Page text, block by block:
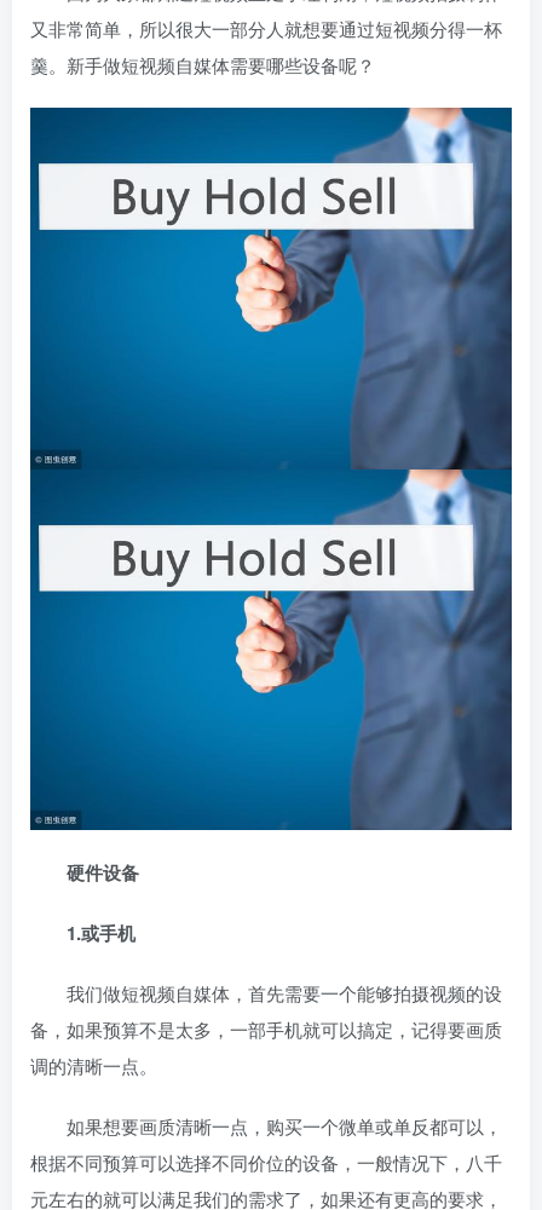
又非常简单，所以很大一部分人就想要通过短视频分得一杯
羹。新手做短视频自媒体需要哪些设备呢？
硬件设备
1.或手机
我们做短视频自媒体，首先需要一个能够拍摄视频的设
备，如果预算不是太多，一部手机就可以搞定，记得要画质
调的清晰一点。
如果想要画质清晰一点，购买一个微单或单反都可以，
根据不同预算可以选择不同价位的设备，一般情况下，八千
元左右的就可以满足我们的需求了，如果还有更高的要求，